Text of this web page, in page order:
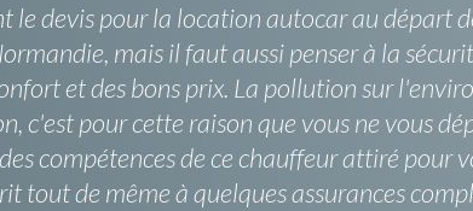
le devis pour la location autocar au départ
mais il faut aussi penser à la
et des bons prix. La pollution sur
c'est pour cette raison que vous ne vous
compétences de ce chauffeur attiré pour
tout de même à quelques assurances